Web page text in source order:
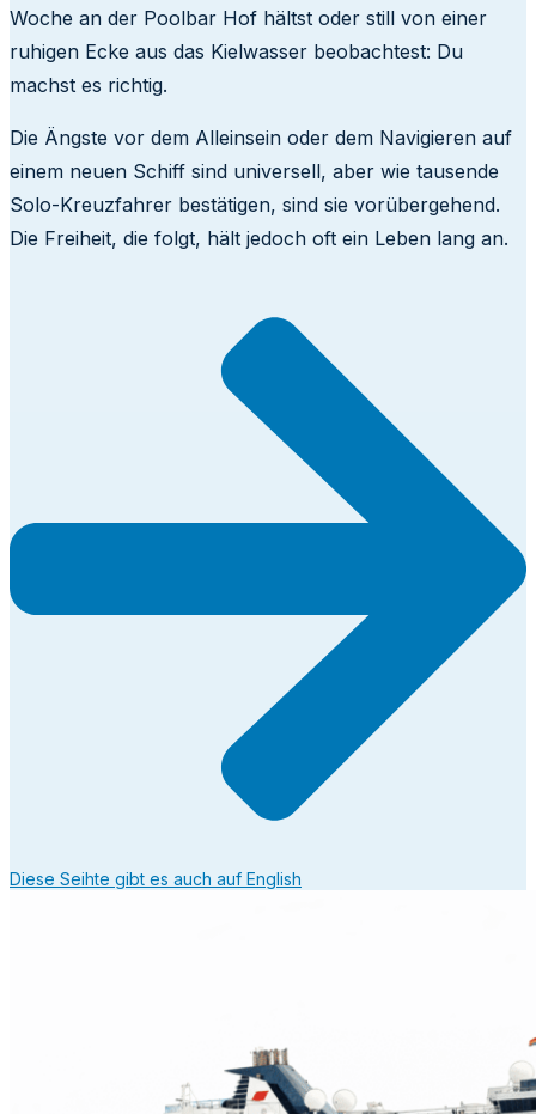
Woche an der Poolbar Hof hältst oder still von einer
ruhigen Ecke aus das Kielwasser beobachtest: Du
machst es richtig.
Die Ängste vor dem Alleinsein oder dem Navigieren auf
einem neuen Schiff sind universell, aber wie tausende
Solo-Kreuzfahrer bestätigen, sind sie vorübergehend.
Die Freiheit, die folgt, hält jedoch oft ein Leben lang an.
Diese Seihte gibt es auch auf English